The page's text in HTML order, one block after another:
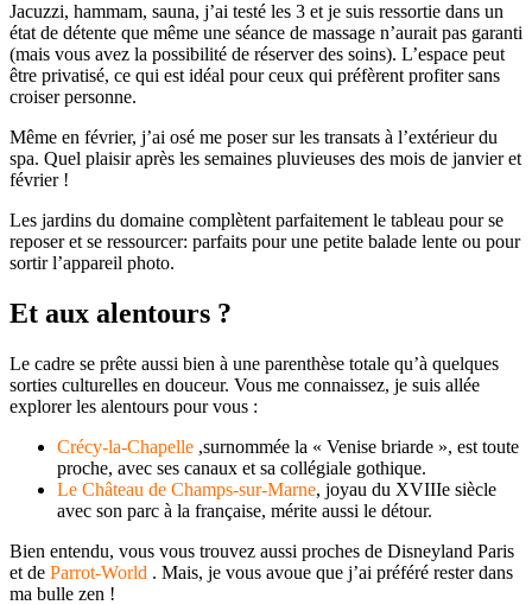
Jacuzzi, hammam, sauna, j’ai testé les 3 et je suis ressortie dans un
état de détente que même une séance de massage n’aurait pas garanti
(mais vous avez la possibilité de réserver des soins). L’espace peut
être privatisé, ce qui est idéal pour ceux qui préfèrent profiter sans
croiser personne.
Même en février, j’ai osé me poser sur les transats à l’extérieur du
spa. Quel plaisir après les semaines pluvieuses des mois de janvier et
février !
Les jardins du domaine complètent parfaitement le tableau pour se
reposer et se ressourcer: parfaits pour une petite balade lente ou pour
sortir l’appareil photo.
Et aux alentours ?
Le cadre se prête aussi bien à une parenthèse totale qu’à quelques
sorties culturelles en douceur. Vous me connaissez, je suis allée
explorer les alentours pour vous :
Crécy-la-Chapelle ,surnommée la « Venise briarde », est toute
proche, avec ses canaux et sa collégiale gothique.
Le Château de Champs-sur-Marne, joyau du XVIIIe siècle
avec son parc à la française, mérite aussi le détour.
Bien entendu, vous vous trouvez aussi proches de Disneyland Paris
et de Parrot-World . Mais, je vous avoue que j’ai préféré rester dans
ma bulle zen !